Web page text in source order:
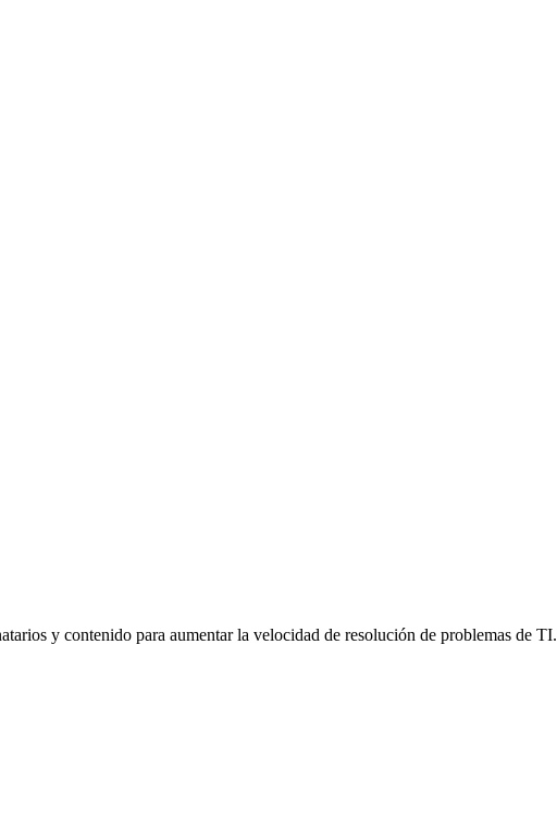
y contenido para aumentar la velocidad de resolución de problemas de TI.